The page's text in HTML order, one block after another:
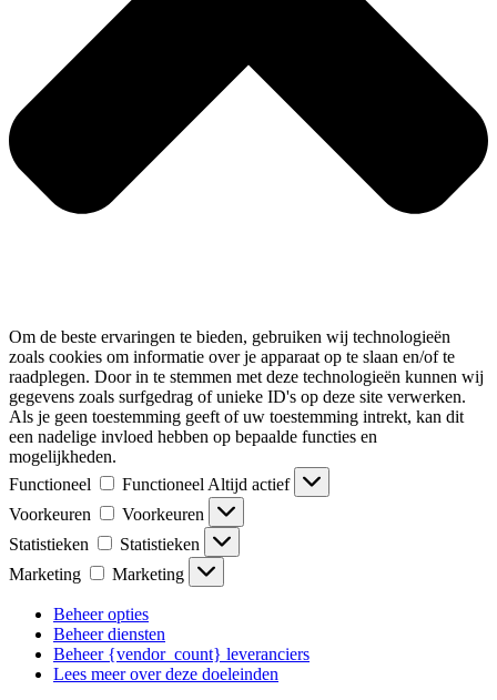
Om de beste ervaringen te bieden, gebruiken wij technologieën
zoals cookies om informatie over je apparaat op te slaan en/of te
raadplegen. Door in te stemmen met deze technologieën kunnen wij
gegevens zoals surfgedrag of unieke ID's op deze site verwerken.
Als je geen toestemming geeft of uw toestemming intrekt, kan dit
een nadelige invloed hebben op bepaalde functies en
mogelijkheden.
Functioneel
Functioneel Altijd actief
Voorkeuren
Voorkeuren
Statistieken
Statistieken
Marketing
Marketing
Beheer opties
Beheer diensten
Beheer {vendor_count} leveranciers
Lees meer over deze doeleinden